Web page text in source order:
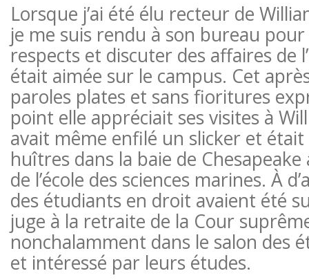
Lorsque j’ai été élu recteur de
je me suis rendu à son bureau
respects et discuter des affaires de
était aimée sur le campus. Cet
paroles plates et sans fioritures
point elle appréciait ses visites à
avait même enfilé un slicker et était
huîtres dans la baie de
de l’école des sciences marines. À
des étudiants en droit avaient été
juge à la retraite de la Cour
nonchalamment dans le salon des
et intéressé par leurs études.